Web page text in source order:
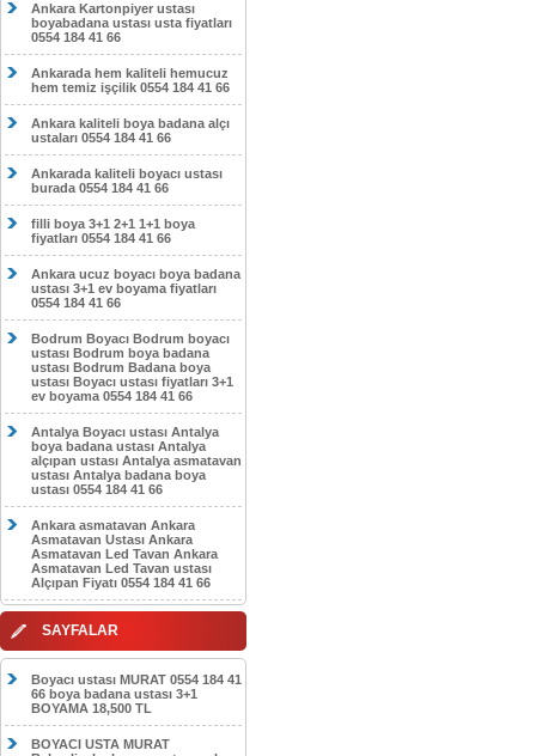
Ankara Kartonpiyer ustası
boyabadana ustası usta fiyatları
0554 184 41 66
Ankarada hem kaliteli hemucuz
hem temiz işçilik 0554 184 41 66
Ankara kaliteli boya badana alçı
ustaları 0554 184 41 66
Ankarada kaliteli boyacı ustası
burada 0554 184 41 66
filli boya 3+1 2+1 1+1 boya
fiyatları 0554 184 41 66
Ankara ucuz boyacı boya badana
ustası 3+1 ev boyama fiyatları
0554 184 41 66
Bodrum Boyacı Bodrum boyacı
ustası Bodrum boya badana
ustası Bodrum Badana boya
ustası Boyacı ustası fiyatları 3+1
ev boyama 0554 184 41 66
Antalya Boyacı ustası Antalya
boya badana ustası Antalya
alçıpan ustası Antalya asmatavan
ustası Antalya badana boya
ustası 0554 184 41 66
Ankara asmatavan Ankara
Asmatavan Ustası Ankara
Asmatavan Led Tavan Ankara
Asmatavan Led Tavan ustası
Alçıpan Fiyatı 0554 184 41 66
SAYFALAR
Boyacı ustası MURAT 0554 184 41
66 boya badana ustası 3+1
BOYAMA 18,500 TL
BOYACI USTA MURAT